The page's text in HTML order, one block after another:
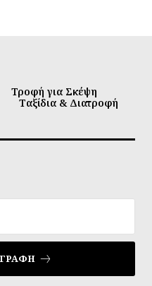
Τροφή για Σκέψη
Ταξίδια & Διατροφή